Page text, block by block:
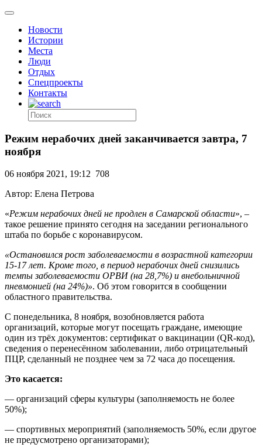
Новости
Истории
Места
Люди
Отдых
Спецпроекты
Контакты
Режим нерабочих дней заканчивается завтра, 7
ноября
06 ноября 2021, 19:12 708
Автор: Елена Петрова
«Режим нерабочих дней не продлен в Самарской области», –
такое решение принято сегодня на заседании регионального
штаба по борьбе с коронавирусом.
«Остановился рост заболеваемости в возрастной категории
15-17 лет. Кроме того, в период нерабочих дней снизились
темпы заболеваемости ОРВИ (на 28,7%) и внебольничной
пневмонией (на 24%)». Об этом говорится в сообщении
областного правительства.
С понедельника, 8 ноября, возобновляется работа
организаций, которые могут посещать граждане, имеющие
один из трёх документов: сертификат о вакцинации (QR-код),
сведения о перенесённом заболевании, либо отрицательный
ПЦР, сделанный не позднее чем за 72 часа до посещения.
Это касается:
— организаций сферы культуры (заполняемость не более
50%);
— спортивных мероприятий (заполняемость 50%, если другое
не предусмотрено организаторами);